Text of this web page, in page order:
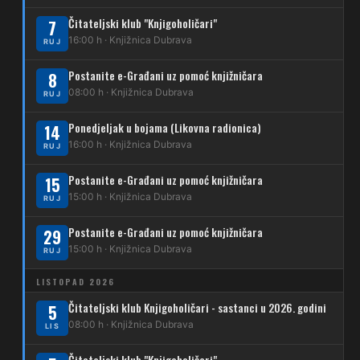
DUBEC
212
223 Dubec – Trnovčica – Dubrava
224 Dubec – Novoselec
261 Dubec – Sesvete – Goranec
262 Dubec – Sesvete – Planina Donja
263 Dubec – Sesvete–Kašina – Pl.Gornja
264 Dubec – Sesvete – Jesenovec
267
7
RUJ
Čitateljski klub "Knjigoholičari"
16:00 h · Knjižnica Dubrava
8
RUJ
Postanite e-Građani uz pomoć knjižničara
08:00 h · Knjižnica Dubrava
14
RUJ
Ponedjeljak u bojama (Likovna radionica)
16:00 h · Knjižnica Dubrava
15
RUJ
Postanite e-Građani uz pomoć knjižničara
15:00 h · Knjižnica Dubrava
29
RUJ
Postanite e-Građani uz pomoć knjižničara
15:00 h · Knjižnica Dubrava
LISTOPAD 2026
5
LIS
Čitateljski klub Knjigoholičari - sastanci u 2026. godini
08:00 h · Knjižnica Dubrava